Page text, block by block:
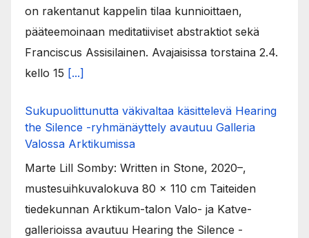
on rakentanut kappelin tilaa kunnioittaen,
pääteemoinaan meditatiiviset abstraktiot sekä
Franciscus Assisilainen. Avajaisissa torstaina 2.4.
kello 15 [...]
Sukupuolittunutta väkivaltaa käsittelevä Hearing
the Silence -ryhmänäyttely avautuu Galleria
Valossa Arktikumissa
Marte Lill Somby: Written in Stone, 2020–,
mustesuihkuvalokuva 80 x 110 cm Taiteiden
tiedekunnan Arktikum-talon Valo- ja Katve-
gallerioissa avautuu Hearing the Silence -